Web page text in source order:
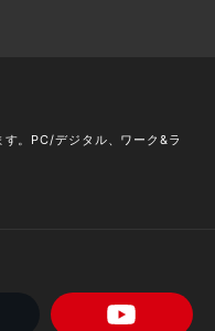
。PC/デジタル、ワーク&ラ